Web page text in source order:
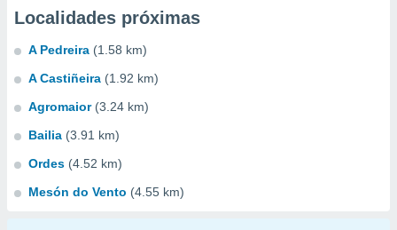
Localidades próximas
A Pedreira (1.58 km)
A Castiñeira (1.92 km)
Agromaior (3.24 km)
Bailia (3.91 km)
Ordes (4.52 km)
Mesón do Vento (4.55 km)